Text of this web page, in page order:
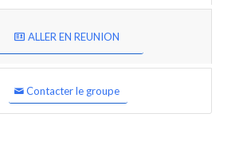
ALLER EN REUNION
Contacter le groupe